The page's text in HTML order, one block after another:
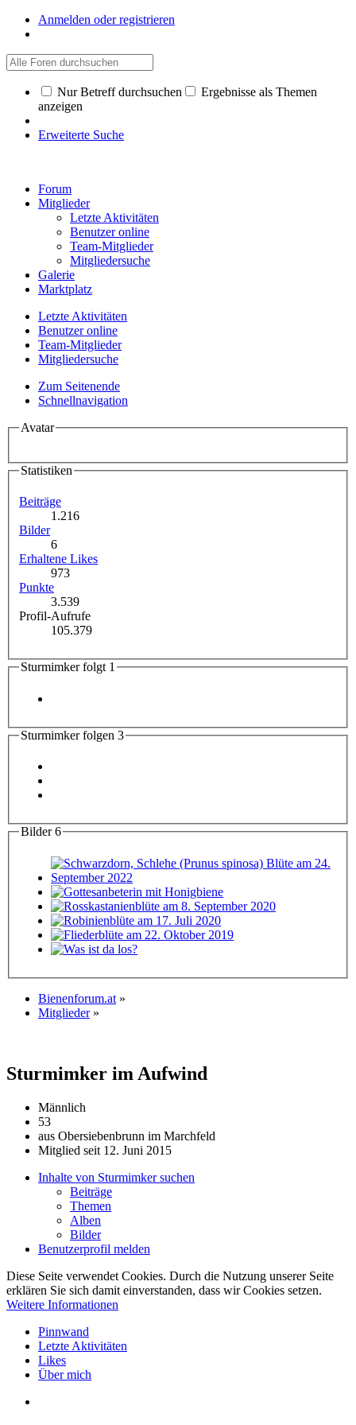
Anmelden oder registrieren
Nur Betreff durchsuchen
Ergebnisse als Themen
anzeigen
Erweiterte Suche
Forum
Mitglieder
Letzte Aktivitäten
Benutzer online
Team-Mitglieder
Mitgliedersuche
Galerie
Marktplatz
Letzte Aktivitäten
Benutzer online
Team-Mitglieder
Mitgliedersuche
Zum Seitenende
Schnellnavigation
Avatar
Statistiken
Beiträge
1.216
Bilder
6
Erhaltene Likes
973
Punkte
3.539
Profil-Aufrufe
105.379
Sturmimker folgt 1
Sturmimker folgen 3
Bilder6
Bienenforum.at »
Mitglieder »
Sturmimker im Aufwind
Männlich
53
aus Obersiebenbrunn im Marchfeld
Mitglied seit 12. Juni 2015
Inhalte von Sturmimker suchen
Beiträge
Themen
Alben
Bilder
Benutzerprofil melden
Diese Seite verwendet Cookies. Durch die Nutzung unserer Seite
erklären Sie sich damit einverstanden, dass wir Cookies setzen.
Weitere Informationen
Pinnwand
Letzte Aktivitäten
Likes
Über mich